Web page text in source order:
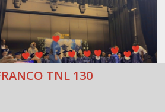
TNL 130